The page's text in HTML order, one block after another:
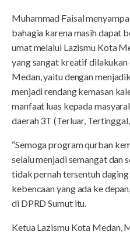
Muhammad Faisal
bahagia karena masih dapat
umat melalui Lazismu Kota
yang sangat kreatif dilakukan
Medan, yaitu dengan
menjadi rendang kemasan
manfaat luas kepada
daerah 3T (Terluar,
“Semoga program qurban
selalu menjadi semangat dan
tidak pernah tersentuh
kebencaan yang ada ke
di DPRD Sumut itu.
Ketua Lazismu Kota Medan,